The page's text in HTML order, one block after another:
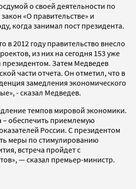
о своей деятельности по
«О правительстве» и
когда занимал пост президента.
в 2012 году правительство внесло
из них на сегодня 153 уже
Затем Медведев
части отчета. Он отметил, что в
замедления экономического
- сказал Медведев.
темпов мировой экономики.
– обеспечить приемлемую
России. С президентом
меры по стимулированию
встреча пройдет с
— сказал премьер-министр.